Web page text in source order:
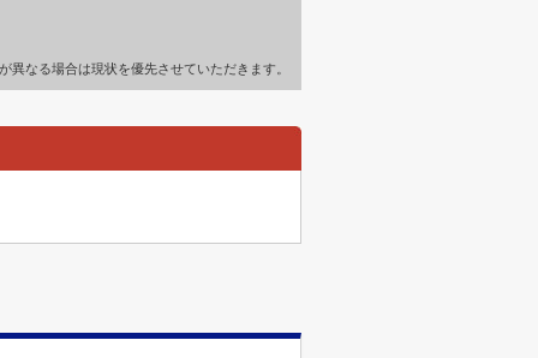
なる場合は現状を優先させていただきます。